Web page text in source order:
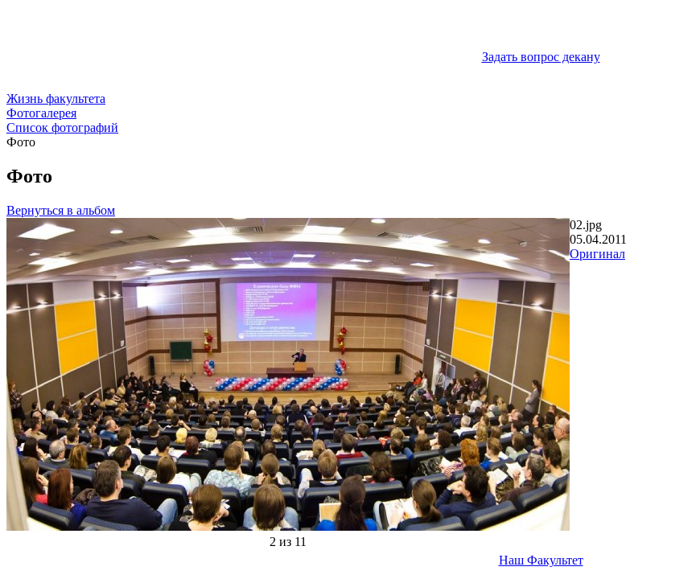
Задать вопрос декану
Жизнь факультета
Фотогалерея
Список фотографий
Фото
Фото
Вернуться в альбом
2 из 11
02.jpg
05.04.2011
Оригинал
Наш Факультет